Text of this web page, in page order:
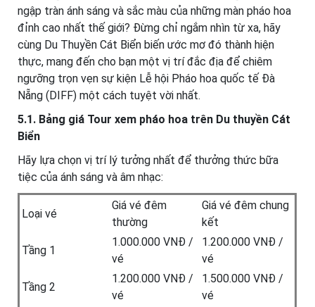
ngập tràn ánh sáng và sắc màu của những màn pháo hoa
đỉnh cao nhất thế giới? Đừng chỉ ngắm nhìn từ xa, hãy
cùng Du Thuyền Cát Biển biến ước mơ đó thành hiện
thực, mang đến cho bạn một vị trí đắc địa để chiêm
ngưỡng trọn vẹn sự kiện Lễ hội Pháo hoa quốc tế Đà
Nẵng (DIFF) một cách tuyệt vời nhất.
5.1. Bảng giá Tour xem pháo hoa trên Du thuyền Cát
Biển
Hãy lựa chọn vị trí lý tưởng nhất để thưởng thức bữa
tiệc của ánh sáng và âm nhạc:
Loại vé
Giá vé đêm
thường
Giá vé đêm chung
kết
Tầng 1
1.000.000 VNĐ /
vé
1.200.000 VNĐ /
vé
Tầng 2
1.200.000 VNĐ /
vé
1.500.000 VNĐ /
vé